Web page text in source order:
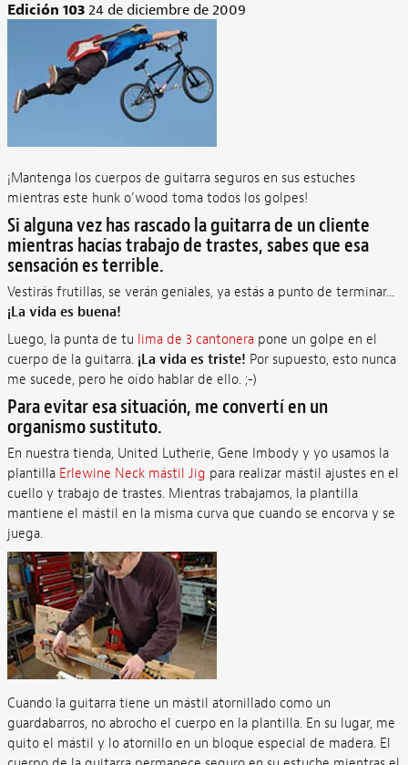
Edición 10324 de diciembre de 2009
¡Mantenga los cuerpos de guitarra seguros en sus estuches
mientras este hunk o’wood toma todos los golpes!
Si alguna vez has rascado la guitarra de un cliente
mientras hacías trabajo de trastes, sabes que esa
sensación es terrible.
Vestirás frutillas, se verán geniales, ya estás a punto de terminar...
¡La vida es buena!
Luego, la punta de tu lima de 3 cantonera pone un golpe en el
cuerpo de la guitarra. ¡La vida es triste! Por supuesto, esto nunca
me sucede, pero he oído hablar de ello. ;-)
Para evitar esa situación, me convertí en un
organismo sustituto.
En nuestra tienda, United Lutherie, Gene Imbody y yo usamos la
plantilla Erlewine Neck mástil Jig para realizar mástil ajustes en el
cuello y trabajo de trastes. Mientras trabajamos, la plantilla
mantiene el mástil en la misma curva que cuando se encorva y se
juega.
Cuando la guitarra tiene un mástil atornillado como un
guardabarros, no abrocho el cuerpo en la plantilla. En su lugar, me
quito el mástil y lo atornillo en un bloque especial de madera. El